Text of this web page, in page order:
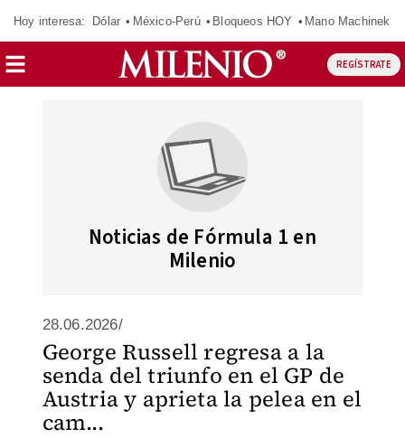
Hoy interesa: Dólar México-Perú Bloqueos HOY Mano Machinek
REGÍSTRATE
Noticias de Fórmula 1 en
Milenio
28.06.2026/
George Russell regresa a la
senda del triunfo en el GP de
Austria y aprieta la pelea en el
cam...